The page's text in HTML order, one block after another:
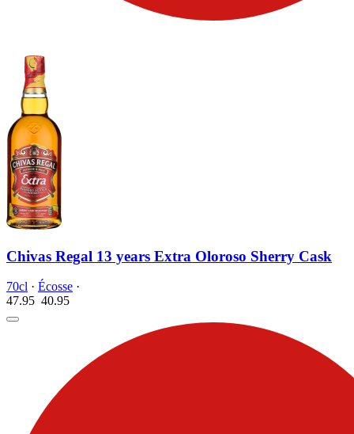
Chivas Regal 13 years Extra Oloroso Sherry Cask
70cl · Écosse ·
47.95 40.95